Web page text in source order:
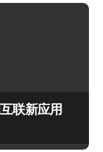
联新应用